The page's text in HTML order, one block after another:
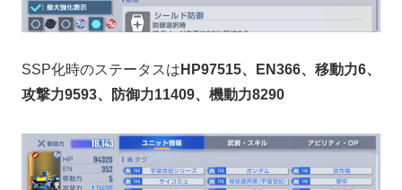
SSP化時のステータスは HP97515、EN366、移動力6、
攻撃力9593、防御力11409、機動力8290